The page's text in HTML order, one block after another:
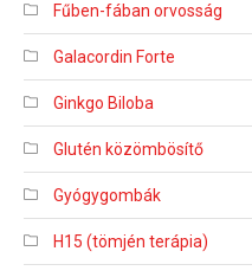
Fűben-fában orvosság
Galacordin Forte
Ginkgo Biloba
Glutén közömbösítő
Gyógygombák
H15 (tömjén terápia)